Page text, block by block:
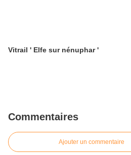
Vitrail ' Elfe sur nénuphar '
Commentaires
Ajouter un commentaire